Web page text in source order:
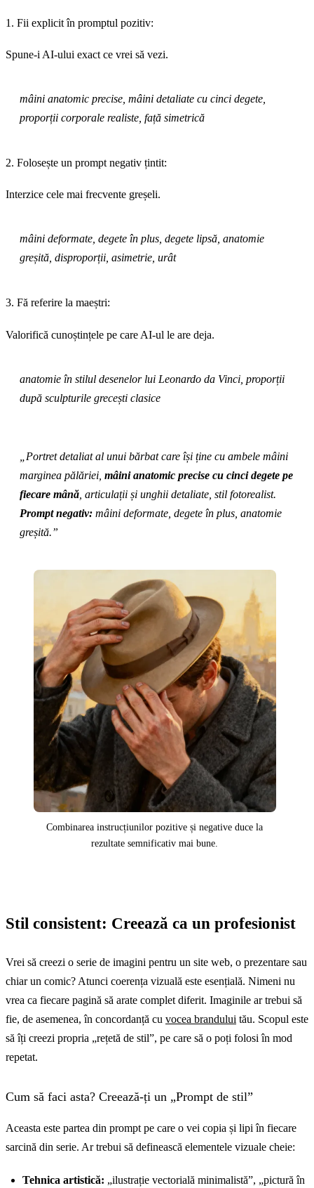
1. Fii explicit în promptul pozitiv:
Spune-i AI-ului exact ce vrei să vezi.
mâini anatomic precise, mâini detaliate cu cinci degete,
proporții corporale realiste, față simetrică
2. Folosește un prompt negativ țintit:
Interzice cele mai frecvente greșeli.
mâini deformate, degete în plus, degete lipsă, anatomie
greșită, disproporții, asimetrie, urât
3. Fă referire la maeștri:
Valorifică cunoștințele pe care AI-ul le are deja.
anatomie în stilul desenelor lui Leonardo da Vinci, proporții
după sculpturile grecești clasice
„Portret detaliat al unui bărbat care își ține cu ambele mâini
marginea pălăriei, mâini anatomic precise cu cinci degete pe
fiecare mână , articulații și unghii detaliate, stil fotorealist.
Prompt negativ: mâini deformate, degete în plus, anatomie
greșită.”
Combinarea instrucțiunilor pozitive și negative duce la
rezultate semnificativ mai bune.
Stil consistent: Creează ca un profesionist
Vrei să creezi o serie de imagini pentru un site web, o prezentare sau
chiar un comic? Atunci coerența vizuală este esențială. Nimeni nu
vrea ca fiecare pagină să arate complet diferit. Imaginile ar trebui să
fie, de asemenea, în concordanță cu vocea brandului tău. Scopul este
să îți creezi propria „rețetă de stil”, pe care să o poți folosi în mod
repetat.
Cum să faci asta? Creează-ți un „Prompt de stil”
Aceasta este partea din prompt pe care o vei copia și lipi în fiecare
sarcină din serie. Ar trebui să definească elementele vizuale cheie:
Tehnica artistică: „ilustrație vectorială minimalistă”, „pictură în